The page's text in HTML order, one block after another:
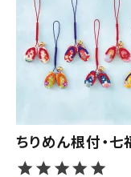
ちりめん根付・七